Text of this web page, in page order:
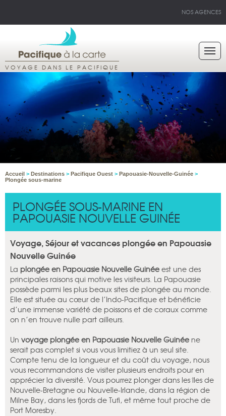
NOS AGENCES
VOYAGE DANS LE PACIFIQUE
Accueil > Destinations > Pacifique Ouest > Papouasie-Nouvelle-Guinée >
Plongée sous-marine
PLONGÉE SOUS-MARINE EN
PAPOUASIE NOUVELLE GUINÉE
Voyage, Séjour et vacances plongée en Papouasie
Nouvelle Guinée
La plongée en Papouasie Nouvelle Guinée est une des
principales raisons qui motive les visiteurs. La Papouasie
possède parmi les plus beaux sites de plongée au monde.
Elle est située au cœur de l’Indo-Pacifique et bénéficie
d’une immense variété de poissons et de coraux comme
on n’en trouve nulle part ailleurs.
Un voyage plongée en Papouasie Nouvelle Guinée ne
serait pas complet si vous vous limitiez à un seul site.
Compte tenu de la longueur et du coût du voyage, nous
vous recommandons de visiter plusieurs endroits pour en
apprécier la diversité. Vous pourrez plonger dans les îles de
Nouvelle-Bretagne ou Nouvelle-Irlande, dans la région de
Milne Bay, dans les fjords de Tufi, et même tout proche de
Port Moresby.